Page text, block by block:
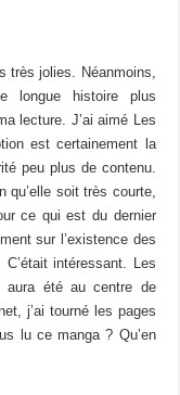
très jolies. Néanmoins,
longue histoire plus
lecture. J’ai aimé Les
est certainement la
peu plus de contenu.
qu’elle soit très courte,
ce qui est du dernier
sur l’existence des
intéressant. Les
aura été au centre de
j’ai tourné les pages
lu ce manga ? Qu’en